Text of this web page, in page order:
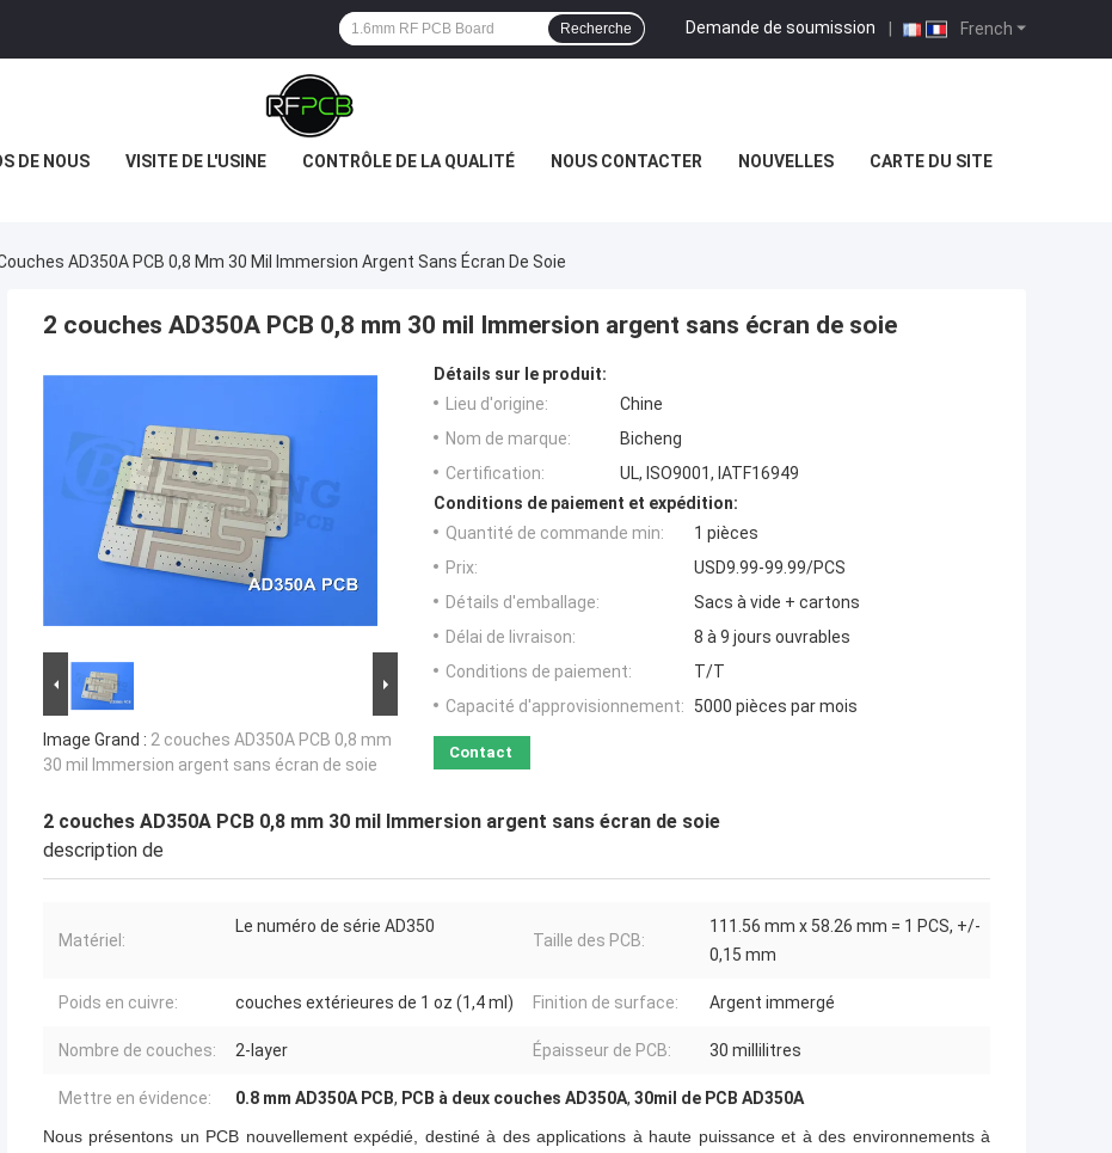
French
Demande de soumission |
Recherche
DE NOUS VISITE DE L'USINE CONTRÔLE DE LA QUALITÉ NOUS CONTACTER NOUVELLES CARTE DU SITE
AD350A PCB 0,8 Mm 30 Mil Immersion Argent Sans Écran De Soie
2 couches AD350A PCB 0,8 mm 30 mil Immersion argent sans écran de soie
Image Grand : 2 couches AD350A PCB 0,8 mm
30 mil Immersion argent sans écran de soie
Détails sur le produit:
Lieu d'origine:
Chine
Nom de marque:
Bicheng
Certification:
UL, ISO9001, IATF16949
Conditions de paiement et expédition:
Quantité de commande min:
1 pièces
Prix:
USD9.99-99.99/PCS
Détails d'emballage:
Sacs à vide + cartons
Délai de livraison:
8 à 9 jours ouvrables
Conditions de paiement:
T/T
Capacité d'approvisionnement:
5000 pièces par mois
Contact
2 couches AD350A PCB 0,8 mm 30 mil Immersion argent sans écran de soie
description de
Matériel:
Le numéro de série AD350
Taille des PCB:
111.56 mm x 58.26 mm = 1 PCS, +/-
0,15 mm
Poids en cuivre: couches extérieures de 1 oz (1,4 ml) Finition de surface: Argent immergé
Nombre de couches: 2-layer Épaisseur de PCB: 30 millilitres
Mettre en évidence: 0.8 mm AD350A PCB, PCB à deux couches AD350A, 30mil de PCB AD350A
Nous présentons un PCB nouvellement expédié, destiné à des applications à haute puissance et à des environnements à